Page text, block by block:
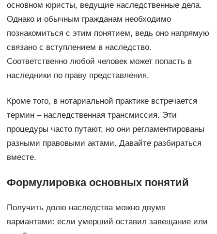
основном юристы, ведущие наследственные дела.
Однако и обычным гражданам необходимо
познакомиться с этим понятием, ведь оно напрямую
связано с вступлением в наследство.
Соответственно любой человек может попасть в
наследники по праву представления.
Кроме того, в нотариальной практике встречается
термин – наследственная трансмиссия. Эти
процедуры часто путают, но они регламентированы
разными правовыми актами. Давайте разбираться
вместе.
Формулировка основных понятий
Получить долю наследства можно двумя
вариантами: если умерший оставил завещание или